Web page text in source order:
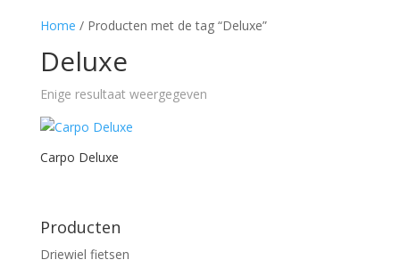
Home / Producten met de tag “Deluxe”
Deluxe
Enige resultaat weergegeven
Carpo Deluxe
Producten
Driewiel fietsen